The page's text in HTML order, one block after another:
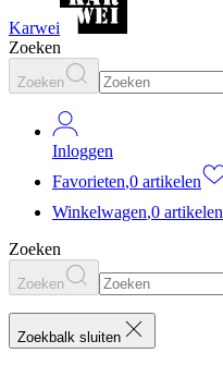
Karwei
Zoeken
Zoeken
Inloggen
Favorieten,0 artikelen
Winkelwagen,0 artikelen
Zoeken
Zoeken
Zoekbalk sluiten